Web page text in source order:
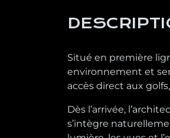
Situé en première
environnement et
accès direct aux
Dès l’arrivée,
s’intègre